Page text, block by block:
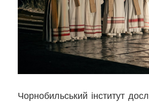
Чорнобильський інститут